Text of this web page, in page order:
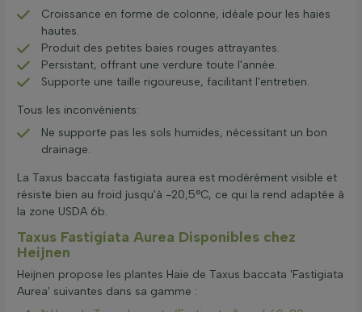
Croissance en forme de colonne, idéale pour les haies
hautes.
Produit des petites baies rouges attrayantes.
Persistant, offrant une verdure toute l'année.
Supporte une taille rigoureuse, facilitant l'entretien.
Tous les inconvénients:
Ne supporte pas les sols humides, nécessitant un bon
drainage.
La Taxus baccata fastigiata aurea est modérément visible et
résiste bien au froid jusqu'à -20,5°C, ce qui la rend adaptée à
la zone USDA 6b.
Taxus Fastigiata Aurea Disponibles chez
Heijnen
Heijnen propose les plantes Haie de Taxus baccata 'Fastigiata
Aurea' suivantes dans sa gamme :